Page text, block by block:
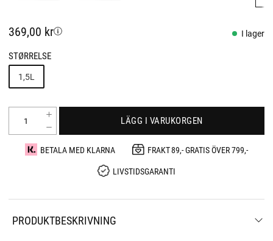
369,00 kr I lager
STØRRELSE
1,5L
LÄGG I VARUKORGEN
BETALA MED KLARNA
FRAKT 89,- GRATIS ÖVER 799,-
LIVSTIDSGARANTI
PRODUKTBESKRIVNING